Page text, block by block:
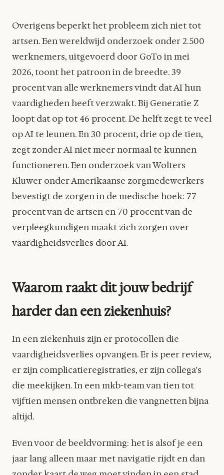
Overigens beperkt het probleem zich niet tot
artsen. Een wereldwijd onderzoek onder 2.500
werknemers, uitgevoerd door GoTo in mei
2026, toont het patroon in de breedte. 39
procent van alle werknemers vindt dat AI hun
vaardigheden heeft verzwakt. Bij Generatie Z
loopt dat op tot 46 procent. De helft zegt te veel
op AI te leunen. En 30 procent, drie op de tien,
zegt zonder AI niet meer normaal te kunnen
functioneren. Een onderzoek van Wolters
Kluwer onder Amerikaanse zorgmedewerkers
bevestigt de zorgen in de medische hoek: 77
procent van de artsen en 70 procent van de
verpleegkundigen maakt zich zorgen over
vaardigheidsverlies door AI.
Waarom raakt dit jouw bedrijf
harder dan een ziekenhuis?
In een ziekenhuis zijn er protocollen die
vaardigheidsverlies opvangen. Er is peer review,
er zijn complicatieregistraties, er zijn collega's
die meekijken. In een mkb-team van tien tot
vijftien mensen ontbreken die vangnetten bijna
altijd.
Even voor de beeldvorming: het is alsof je een
jaar lang alleen maar met navigatie rijdt en dan